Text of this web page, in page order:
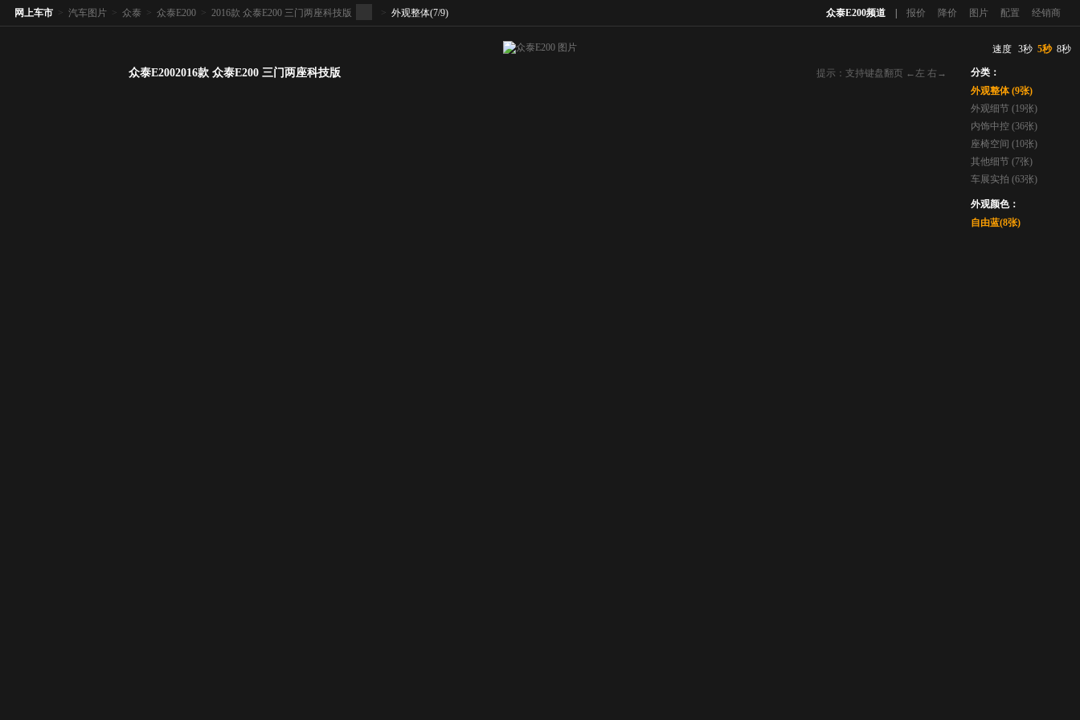
众泰E200频道 报价 降价 图片 配置 经销商
网上车市 > 汽车图片 > 众泰 > 众泰E200 > 2016款 众泰E200 三门两座科技版 > 外观整体(7/9)
提示：支持键盘翻页 ←左 右→
众泰E2002016款 众泰E200 三门两座科技版
速度 3秒 5秒 8秒
分类：
外观整体 (9张)
外观细节 (19张)
内饰中控 (36张)
座椅空间 (10张)
其他细节 (7张)
车展实拍 (63张)
外观颜色：
自由蓝(8张)